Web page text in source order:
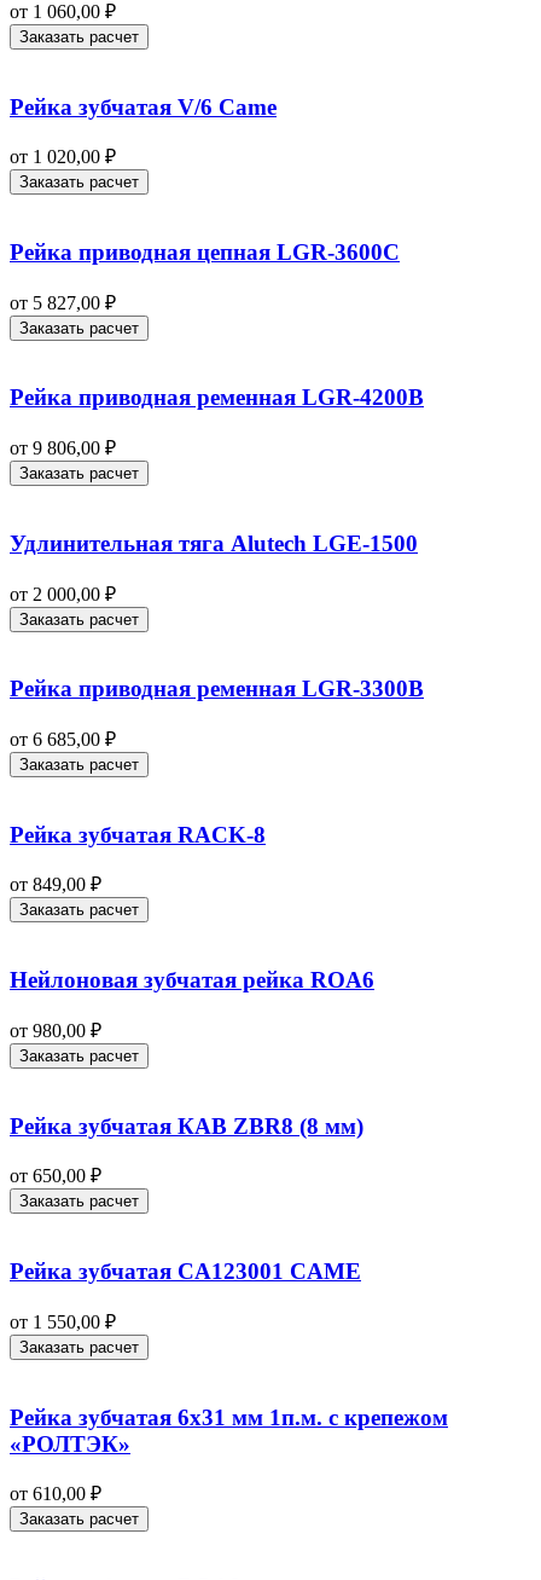
от 1 060,00 ₽
Заказать расчет
Рейка зубчатая V/6 Came
от 1 020,00 ₽
Заказать расчет
Рейка приводная цепная LGR-3600C
от 5 827,00 ₽
Заказать расчет
Рейка приводная ременная LGR-4200B
от 9 806,00 ₽
Заказать расчет
Удлинительная тяга Alutech LGE‑1500
от 2 000,00 ₽
Заказать расчет
Рейка приводная ременная LGR-3300B
от 6 685,00 ₽
Заказать расчет
Рейка зубчатая RACK-8
от 849,00 ₽
Заказать расчет
Нейлоновая зубчатая рейка ROA6
от 980,00 ₽
Заказать расчет
Рейка зубчатая КАВ ZBR8 (8 мм)
от 650,00 ₽
Заказать расчет
Рейка зубчатая CA123001 CAME
от 1 550,00 ₽
Заказать расчет
Рейка зубчатая 6х31 мм 1п.м. с крепежом
«РОЛТЭК»
от 610,00 ₽
Заказать расчет